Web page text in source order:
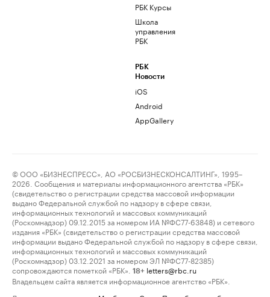
РБК Курсы
Школа
управления
РБК
РБК
Новости
iOS
Android
AppGallery
© ООО «БИЗНЕСПРЕСС», АО «РОСБИЗНЕСКОНСАЛТИНГ», 1995–
2026. Сообщения и материалы информационного агентства «РБК»
(свидетельство о регистрации средства массовой информации
выдано Федеральной службой по надзору в сфере связи,
информационных технологий и массовых коммуникаций
(Роскомнадзор) 09.12.2015 за номером ИА №ФС77-63848) и сетевого
издания «РБК» (свидетельство о регистрации средства массовой
информации выдано Федеральной службой по надзору в сфере связи,
информационных технологий и массовых коммуникаций
(Роскомнадзор) 03.12.2021 за номером ЭЛ №ФС77-82385)
сопровождаются пометкой «РБК».
18+ letters@rbc.ru
Владельцем сайта является информационное агентство «РБК».